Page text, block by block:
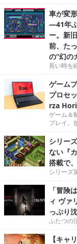
車が変
―41年
ー。新
前、た
の“幻の
長い時を
ゲーム
プロセ
rza
ゲーム＆
プレイ。
シリー
ない『
搭載で
シリーズ
「冒険
ィ ヴァ
っぷり
ふたつの
【キャ